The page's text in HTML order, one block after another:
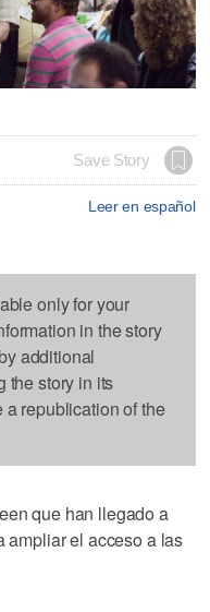
Save Story
Leer en español
only for your
in the story
additional
the story in its
a republication of the
que han llegado a
ampliar el acceso a las